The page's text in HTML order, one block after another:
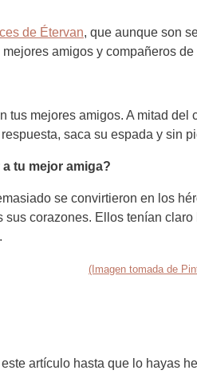
de Étervan, que aunque son
amigos y compañeros
tus mejores amigos. A mitad
saca su espada y sin
tu mejor amiga?
se convirtieron en los
corazones. Ellos tenían
(Imagen tomada de
artículo hasta que lo hayas